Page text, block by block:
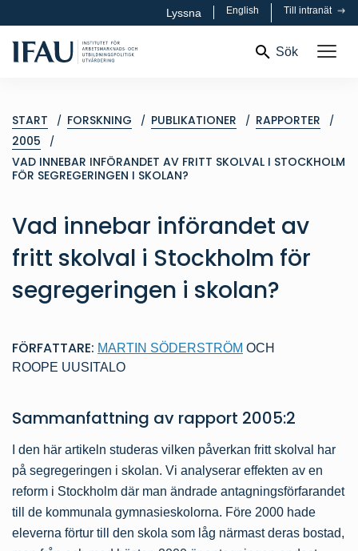
Lyssna English Till intranät
Sök
START FORSKNING PUBLIKATIONER
RAPPORTER
2005
VAD INNEBAR INFÖRANDET AV FRITT SKOLVAL I STOCKHOLM
FÖR SEGREGERINGEN I SKOLAN?
Vad innebar införandet av
fritt skolval i Stockholm för
segregeringen i skolan?
FÖRFATTARE: MARTIN SÖDERSTRÖM OCH
ROOPE UUSITALO
Sammanfattning av rapport 2005:2
I den här artikeln studeras vilken påverkan fritt skolval har
på segregeringen i skolan. Vi analyserar effekten av en
reform i Stockholm där man ändrade antagningsförfarandet
till de kommunala gymnasieskolorna. Före 2000 hade
eleverna förtur till den skola som låg närmast deras bostad,